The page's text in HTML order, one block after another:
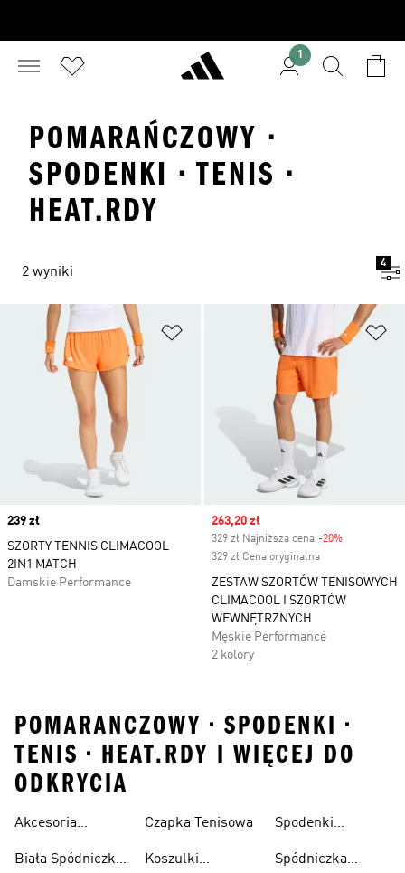
1
POMARAŃCZOWY ·
SPODENKI · TENIS ·
HEAT.RDY
2 wyniki
4
Dodaj do listy życzeń
Price
239 zł
SZORTY TENNIS CLIMACOOL
2IN1 MATCH
Damskie Performance
Sale price
263,20 zł
329 zł Najniższa cena -20%
329 zł Cena oryginalna
ZESTAW SZORTÓW TENISOWYCH
CLIMACOOL I SZORTÓW
WEWNĘTRZNYCH
Męskie Performance
2 kolory
POMARANCZOWY • SPODENKI •
TENIS • HEAT.RDY I WIĘCEJ DO
ODKRYCIA
Akcesoria
Biała Spódniczka
Czapka Tenisowa
Koszulki
Spodenki
Spódniczka